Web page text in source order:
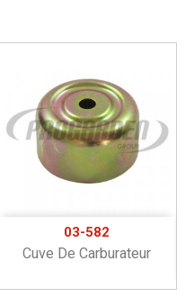
03-582
Cuve De Carburateur